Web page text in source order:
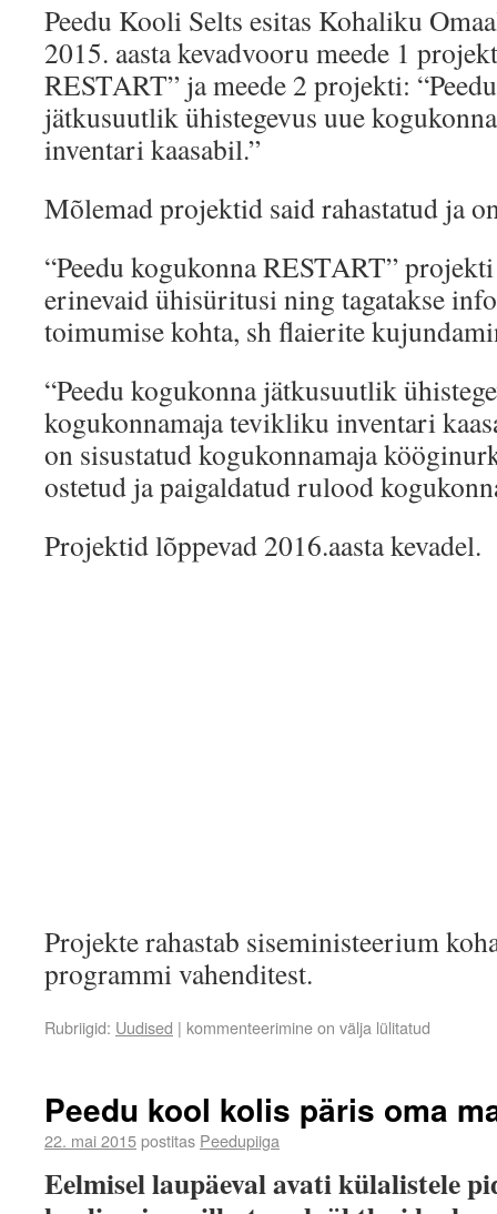
Peedu Kooli Selts esitas Kohaliku
2015. aasta kevadvooru meede 1
RESTART” ja meede 2 projekti:
jätkusuutlik ühistegevus uue
inventari kaasabil.”
Mõlemad projektid said rahastatud ja
“Peedu kogukonna RESTART”
erinevaid ühisüritusi ning tagatakse
toimumise kohta, sh flaierite
“Peedu kogukonna jätkusuutlik
kogukonnamaja tevikliku inventari
on sisustatud kogukonnamaja
ostetud ja paigaldatud rulood
Projektid lõppevad 2016.aasta kevadel.
Projekte rahastab siseministeerium
programmi vahenditest.
Rubriigid: Uudised | kommenteerimine on välja lülitatud
Peedu kool kolis päris oma
22. mai 2015postitas Peedupiiga
Eelmisel laupäeval avati külalistele